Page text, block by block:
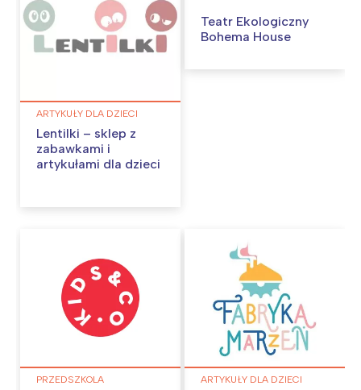
ARTYKUŁY DLA DZIECI
Lentilki – sklep z
zabawkami i
artykułami dla dzieci
Teatr Ekologiczny
Bohema House
PRZEDSZKOLA ARTYKUŁY DLA DZIECI